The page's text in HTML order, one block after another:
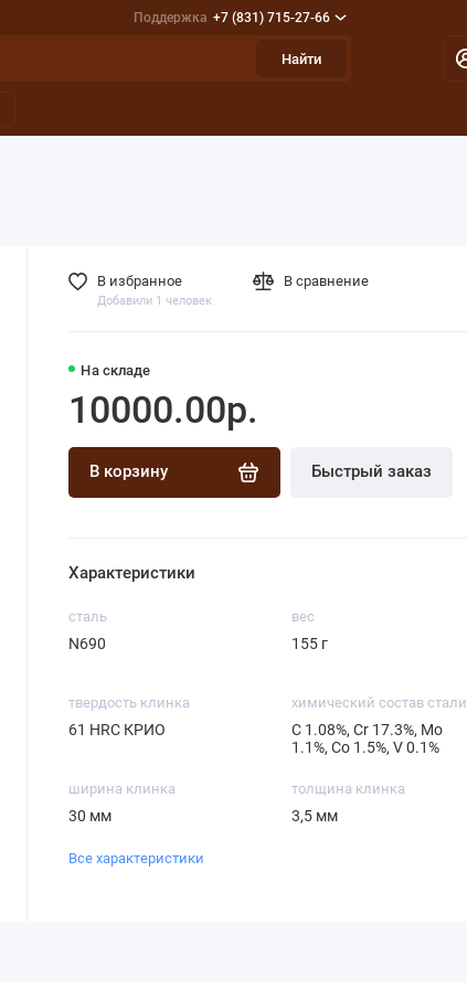
Поддержка +7 (831) 715-27-66
Найти
На складе
10000.00р.
В корзину Быстрый заказ
В избранное
Добавили 1 человек
В сравнение
Характеристики
сталь
N690
вес
155 г
твердость клинка
61 HRC КРИО
химический состав стали
С 1.08%, Cr 17.3%, Mo
1.1%, Со 1.5%, V 0.1%
ширина клинка
30 мм
толщина клинка
3,5 мм
Все характеристики